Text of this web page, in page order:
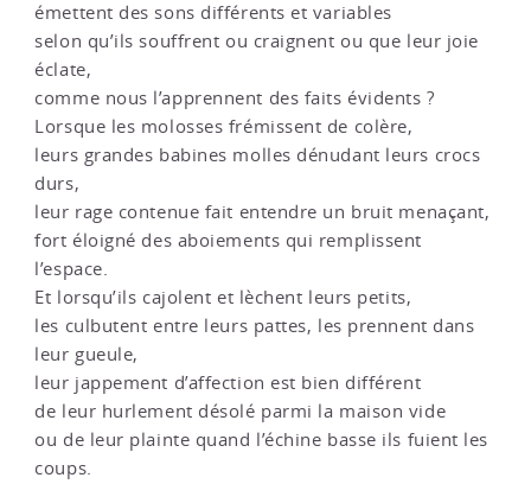
émettent des sons différents et variables
selon qu’ils souffrent ou craignent ou que leur joie
éclate,
comme nous l’apprennent des faits évidents ?
Lorsque les molosses frémissent de colère,
leurs grandes babines molles dénudant leurs crocs
durs,
leur rage contenue fait entendre un bruit menaçant,
fort éloigné des aboiements qui remplissent
l’espace.
Et lorsqu’ils cajolent et lèchent leurs petits,
les culbutent entre leurs pattes, les prennent dans
leur gueule,
leur jappement d’affection est bien différent
de leur hurlement désolé parmi la maison vide
ou de leur plainte quand l’échine basse ils fuient les
coups.